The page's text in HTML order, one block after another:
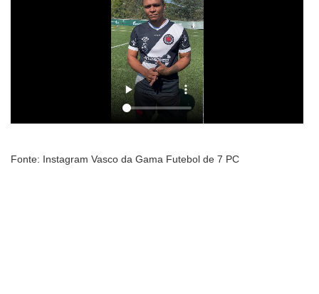
Fonte: Instagram Vasco da Gama Futebol de 7 PC